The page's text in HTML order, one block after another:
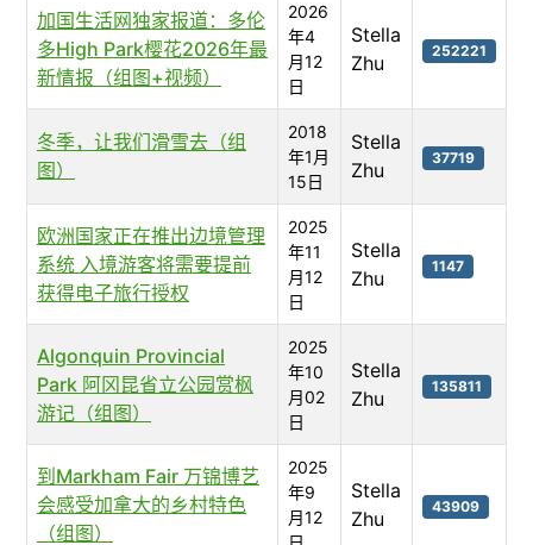
加国生活网独家报道：多伦
多High Park樱花2026年最
新情报（组图+视频）
2026
年4
月12
日
Stella
Zhu
252221
冬季，让我们滑雪去（组
图）
2018
年1月
15日
Stella
Zhu
37719
欧洲国家正在推出边境管理
系统 入境游客将需要提前
获得电子旅行授权
2025
年11
月12
日
Stella
Zhu
1147
Algonquin Provincial
Park 阿冈昆省立公园赏枫
游记（组图）
2025
年10
月02
日
Stella
Zhu
135811
到Markham Fair 万锦博艺
会感受加拿大的乡村特色
（组图）
2025
年9
月12
Stella
Zhu
43909